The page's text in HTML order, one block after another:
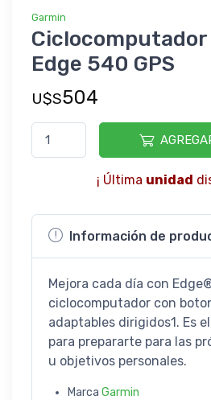
Garmin
Ciclocomputador
Edge 540 GPS
U$S504
¡ Última unidad
Información de
Mejora cada día con
ciclocomputador con
adaptables dirigidos1. Es
para prepararte para las
u objetivos personales.
Marca Garmin